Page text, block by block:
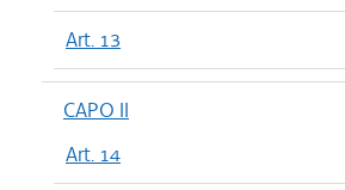
Art. 13
CAPO II
Art. 14